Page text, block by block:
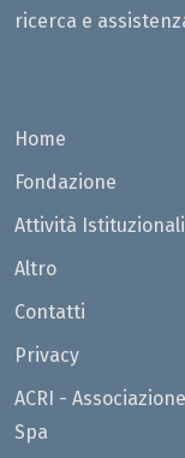
ricerca e
Home
Fondazione
Attività Istituzionali
Altro
Contatti
Privacy
ACRI -
Spa